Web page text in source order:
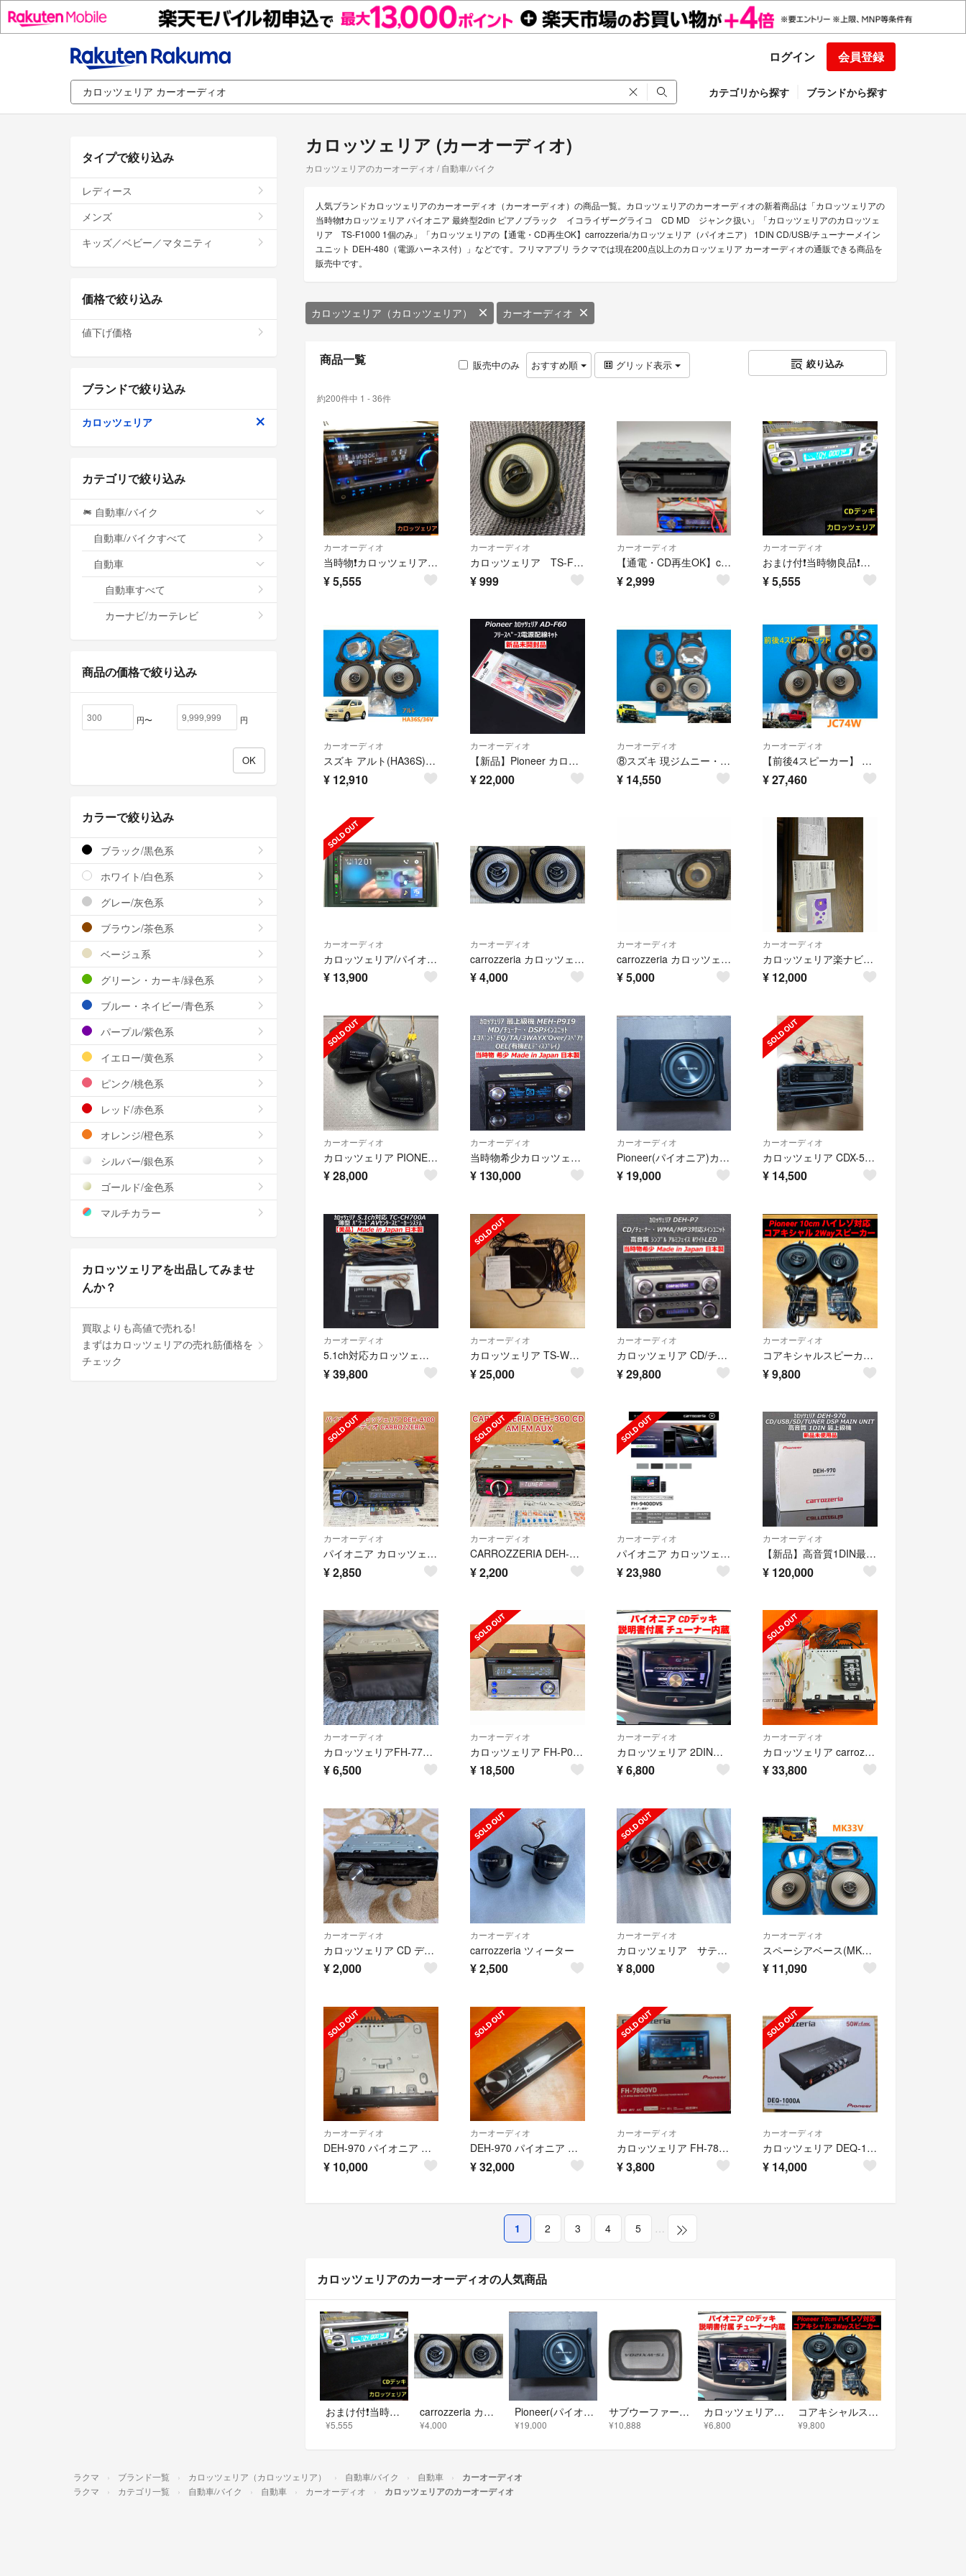
ログイン 会員登録
カテゴリから探す ブランドから探す
カロッツェリア (カーオーディオ)
カロッツェリアのカーオーディオ / 自動車/バイク
人気ブランドカロッツェリアのカーオーディオ（カーオーディオ）の商品一覧。カロッツェリアのカーオーディオの新着商品は「カロッツェリアの
当時物❗カロッツェリア パイオニア 最終型2din ピアノブラック イコライザーグライコ CD MD ジャンク扱い」「カロッツェリアのカロッツェ
リア TS-F1000 1個のみ」「カロッツェリアの【通電・CD再生OK】carrozzeria/カロッツェリア（パイオニア） 1DIN CD/USB/チューナーメイン
ユニット DEH-480（電源ハーネス付）」などです。フリマアプリ ラクマでは現在200点以上のカロッツェリア カーオーディオの通販できる商品を
販売中です。
カロッツェリア（カロッツェリア） カーオーディオ
商品一覧 販売中のみ おすすめ順 グリッド表示 絞り込み
約200件中 1 - 36件
カーオーディオ
当時物❗カロッツェリア パイオニア 最終型2din ピアノブラック イコライザーグライコ CD MD ジャンク扱い
¥5,555
カーオーディオ
カロッツェリア TS-F1000 1個のみ
¥999
カーオーディオ
【通電・CD再生OK】carrozzeria/カロッツェリア（パイオニア） 1DIN CD/USB/チューナーメインユニット DEH-480（電源ハーネス付）
¥2,999
カーオーディオ
おまけ付❗当時物良品❗カロッツェリア シンプルデザイン 1dinCDデッキ MOSFETアンプ搭載 高音質 重低音サウンド
¥5,555
カーオーディオ
スズキ アルト(HA36S)社外リヤ/フロントスピーカー2WAY新品
¥ 12,910
カーオーディオ
【新品】Pioneer カロッツェリア フリースペース電源配線キットAD-F60
¥22,000
カーオーディオ
⑧スズキ 現ジムニー・シエラ 社外Rスピーカー+ブラケットセット 新品送料込
¥ 14,550
カーオーディオ
【前後4スピーカー】 現ジムニーノマド 社外F/Rスピーカーセット 新品
¥27,460
カーオーディオ
カロッツェリア/パイオニアFH-6500DVD 作動済、不具合無し
¥ 13,900
カーオーディオ
carrozzeria カロッツェリア Pioneer TS-F10
¥4,000
カーオーディオ
carrozzeria カロッツェリア Pioneer TS-WX99A
¥5,000
カーオーディオ
カロッツェリア楽ナビ用ネットワーク更新用UIMカード
¥ 12,000
カーオーディオ
カロッツェリア PIONEER TS-STX900 サテライトスピーカー
¥28,000
カーオーディオ
当時物希少カロッツェリアMEH-P919 EQ/TA/スペアナ/MDLP/OEL
¥ 130,000
カーオーディオ
Pioneer(パイオニア)カロッツェリア25cmサブウーファー
¥ 19,000
カーオーディオ
カロッツェリア CDX-505EQ ジャンク品
¥ 14,500
カーオーディオ
5.1ch対応カロッツェリアTS-CH700A薄型パワードAVセンタースピーカー
¥39,800
カーオーディオ
カロッツェリア TS-WH1000A パワードサブウーファー
¥25,000
カーオーディオ
カロッツェリア CD/チューナー・WMA/MP3対応メインユニット DEH-P7
¥29,800
カーオーディオ
コアキシャルスピーカー 10cm カロッツェリア 2way スピーカー ハイレゾ
¥9,800
カーオーディオ
パイオニア カロッツェリア DEH-4100 カーオーディオ (A)
¥2,850
カーオーディオ
CARROZZERIA DEH-360 CD AM FM AUX ))))
¥2,200
カーオーディオ
パイオニア カロッツェリア AVメインユニット FH-9400DVS 超美品
¥23,980
カーオーディオ
【新品】高音質1DIN最上級機 カロッツェリア DEH-970 オートTA&EQ
¥ 120,000
カーオーディオ
カロッツェリアFH-770DVD
¥6,500
カーオーディオ
カロッツェリア FH-P077MD CD MD CARROZZERIA )))
¥ 18,500
カーオーディオ
カロッツェリア 2DINデッキ CDデッキ チューナー内蔵 CDプレイヤー
¥6,800
カーオーディオ
カロッツェリア carrozzeria DEH-970 CD/BT/USB/SD
¥33,800
カーオーディオ
カロッツェリア CD デッキ プレイヤ DEH-380 中古品
¥2,000
カーオーディオ
carrozzeria ツィーター
¥2,500
カーオーディオ
カロッツェリア サテライトスピーカー ts-stx99
¥8,000
カーオーディオ
スペーシアベース(MK33V)社外パイオニア Fスピーカー[純正取付解説図]
¥ 11,090
カーオーディオ
DEH-970 パイオニア CD/Bluetooth/USB/SD/ ジャンク
¥ 10,000
カーオーディオ
DEH-970 パイオニア CD/Bluetooth/USB/SD/チューナー・
¥32,000
カーオーディオ
カロッツェリア FH-780DVD 中古品
¥3,800
カーオーディオ
カロッツェリア DEQ-1000A デジタルプロセッサー 中古品
¥ 14,000
1 2 3 4 5 …
カロッツェリアのカーオーディオの人気商品
おまけ付❗当時物良品❗カロッツェリア シンプルデザイン 1dinCDデッキ MOSFETアンプ搭載 高音質 重低音サウンド
¥5,555
carrozzeria カロッツェリア Pioneer TS-F10
¥4,000
Pioneer(パイオニア)カロッツェリア25cmサブウーファー
¥19,000
サブウーファー TS-WX120A カロッツェリア
¥10,888
カロッツェリア 2DINデッキ CDデッキ チューナー内蔵 CDプレイヤー
¥6,800
コアキシャルスピーカー 10cm カロッツェリア 2way スピーカー ハイレゾ
¥9,800
タイプで絞り込み
レディース
メンズ
キッズ／ベビー／マタニティ
価格で絞り込み
値下げ価格
ブランドで絞り込み
カロッツェリア
カテゴリで絞り込み
自動車/バイク
自動車/バイクすべて
自動車
自動車すべて
カーナビ/カーテレビ
商品の価格で絞り込み
円〜 円
カラーで絞り込み
ブラック/黒色系
ホワイト/白色系
グレー/灰色系
ブラウン/茶色系
ベージュ系
グリーン・カーキ/緑色系
ブルー・ネイビー/青色系
パープル/紫色系
イエロー/黄色系
ピンク/桃色系
レッド/赤色系
オレンジ/橙色系
シルバー/銀色系
ゴールド/金色系
マルチカラー
カロッツェリアを出品してみませ
んか？
買取よりも高値で売れる!
まずはカロッツェリアの売れ筋価格を
チェック
ラクマ ブランド一覧 カロッツェリア（カロッツェリア） 自動車/バイク 自動車 カーオーディオ
ラクマ カテゴリ一覧 自動車/バイク 自動車 カーオーディオ カロッツェリアのカーオーディオ